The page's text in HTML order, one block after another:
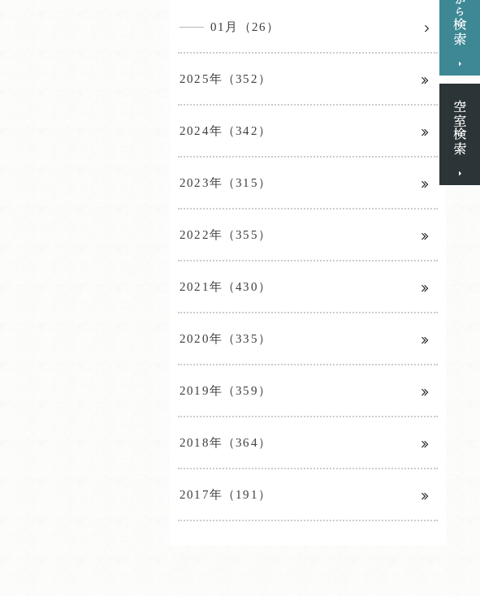
01月（26）
2025年（352）
2024年（342）
2023年（315）
2022年（355）
2021年（430）
2020年（335）
2019年（359）
2018年（364）
2017年（191）